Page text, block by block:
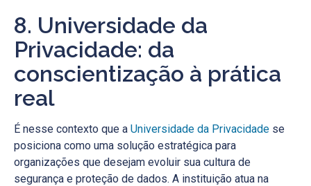
8. Universidade da
Privacidade: da
conscientização à prática
real
É nesse contexto que a Universidade da Privacidade se
posiciona como uma solução estratégica para
organizações que desejam evoluir sua cultura de
segurança e proteção de dados. A instituição atua na